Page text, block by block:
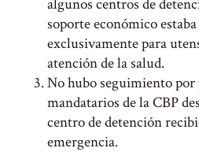
algunos centros de
soporte económico
exclusivamente para
atención de la salud.
No hubo seguimiento por
mandatarios de la CBP
centro de detención
emergencia.